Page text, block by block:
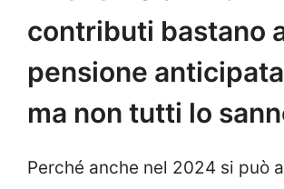
contributi bastano
pensione
ma non tutti lo
Perché anche nel 2024 si può